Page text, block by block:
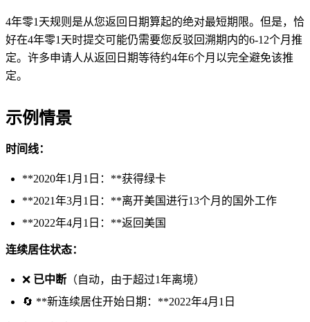
4年零1天规则是从您返回日期算起的绝对最短期限。但是，恰
好在4年零1天时提交可能仍需要您反驳回溯期内的6-12个月推
定。许多申请人从返回日期等待约4年6个月以完全避免该推
定。
示例情景
时间线：
**2020年1月1日：**获得绿卡
**2021年3月1日：**离开美国进行13个月的国外工作
**2022年4月1日：**返回美国
连续居住状态：
❌ 已中断 （自动，由于超过1年离境）
🔄 **新连续居住开始日期：**2022年4月1日